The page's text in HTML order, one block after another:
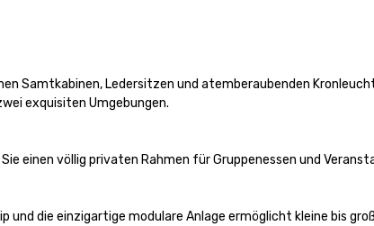
Samtkabinen, Ledersitzen und atemberaubenden
exquisiten Umgebungen.
einen völlig privaten Rahmen für Gruppenessen und
die einzigartige modulare Anlage ermöglicht kleine bis